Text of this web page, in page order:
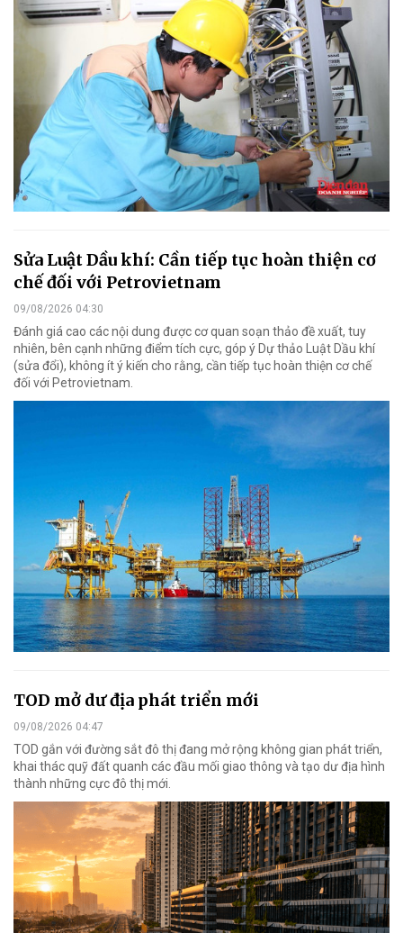
Sửa Luật Dầu khí: Cần tiếp tục hoàn thiện cơ
chế đối với Petrovietnam
09/08/2026 04:30
Đánh giá cao các nội dung được cơ quan soạn thảo đề xuất, tuy
nhiên, bên cạnh những điểm tích cực, góp ý Dự thảo Luật Dầu khí
(sửa đổi), không ít ý kiến cho rằng, cần tiếp tục hoàn thiện cơ chế
đối với Petrovietnam.
TOD mở dư địa phát triển mới
09/08/2026 04:47
TOD gắn với đường sắt đô thị đang mở rộng không gian phát triển,
khai thác quỹ đất quanh các đầu mối giao thông và tạo dư địa hình
thành những cực đô thị mới.